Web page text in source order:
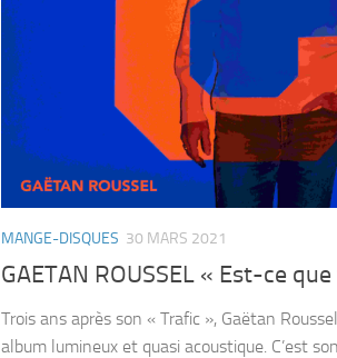
MANGE-DISQUES 30 MARS 2021
GAETAN ROUSSEL « Est-ce
Trois ans après son « Trafic », Gaëtan
album lumineux et quasi acoustique. C’est